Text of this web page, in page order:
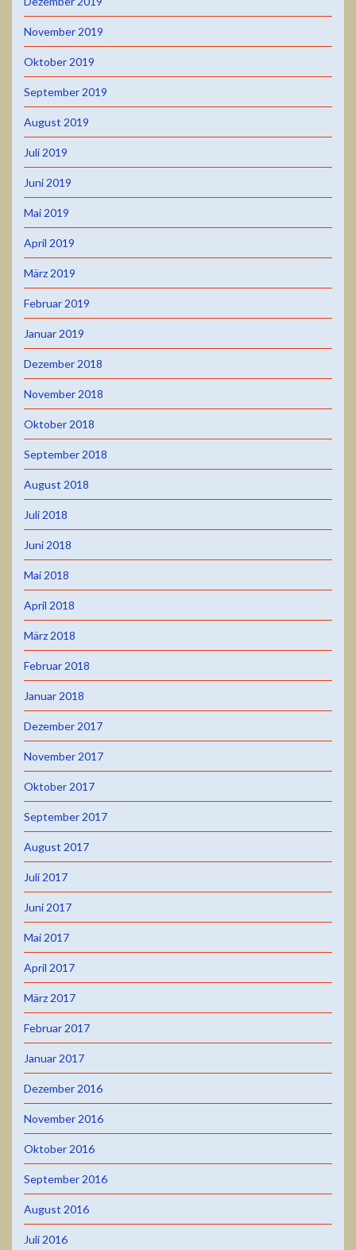
November 2019
Oktober 2019
September 2019
August 2019
Juli 2019
Juni 2019
Mai 2019
April 2019
März 2019
Februar 2019
Januar 2019
Dezember 2018
November 2018
Oktober 2018
September 2018
August 2018
Juli 2018
Juni 2018
Mai 2018
April 2018
März 2018
Februar 2018
Januar 2018
Dezember 2017
November 2017
Oktober 2017
September 2017
August 2017
Juli 2017
Juni 2017
Mai 2017
April 2017
März 2017
Februar 2017
Januar 2017
Dezember 2016
November 2016
Oktober 2016
September 2016
August 2016
Juli 2016